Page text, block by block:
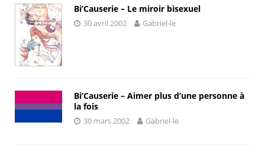
Bi’Causerie – Le miroir bisexuel
30 avril 2002 Gabriel-le
Bi’Causerie – Aimer plus d’une personne à
la fois
30 mars 2002 Gabriel-le